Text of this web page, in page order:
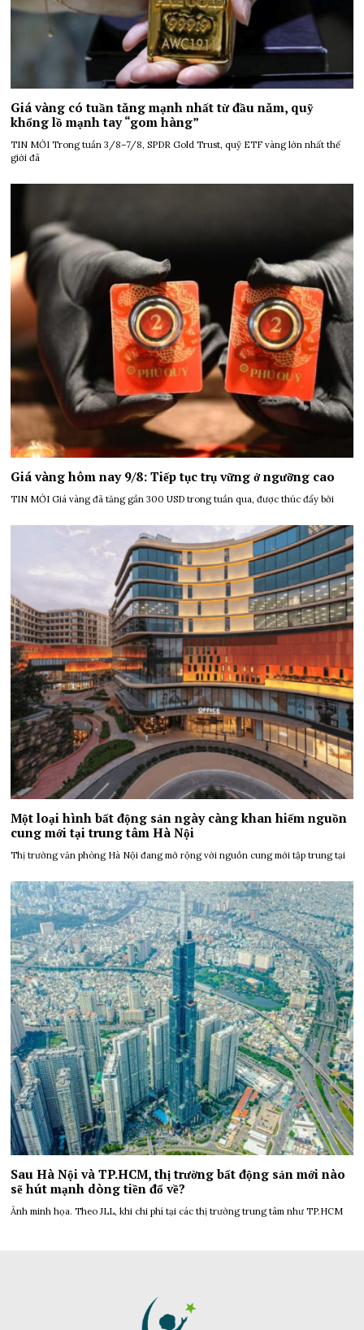
Giá vàng có tuần tăng mạnh nhất từ đầu năm, quỹ
khổng lồ mạnh tay “gom hàng”
TIN MỚI Trong tuần 3/8–7/8, SPDR Gold Trust, quỹ ETF vàng lớn nhất thế
giới đã
Giá vàng hôm nay 9/8: Tiếp tục trụ vững ở ngưỡng cao
TIN MỚI Giá vàng đã tăng gần 300 USD trong tuần qua, được thúc đẩy bởi
Một loại hình bất động sản ngày càng khan hiếm nguồn
cung mới tại trung tâm Hà Nội
Thị trường văn phòng Hà Nội đang mở rộng với nguồn cung mới tập trung tại
Sau Hà Nội và TP.HCM, thị trường bất động sản mới nào
sẽ hút mạnh dòng tiền đổ về?
Ảnh minh họa. Theo JLL, khi chi phí tại các thị trường trung tâm như TP.HCM